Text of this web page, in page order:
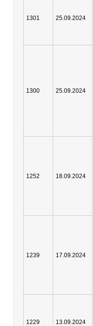
1301 25.09.2024
1300 25.09.2024
1252 18.09.2024
1239 17.09.2024
1229 13.09.2024